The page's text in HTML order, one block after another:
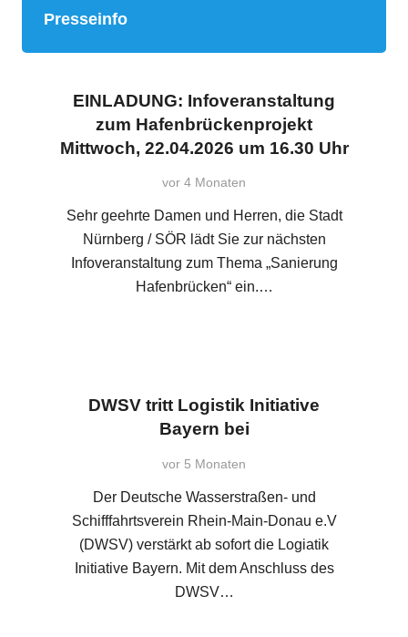
Presseinfo
EINLADUNG: Infoveranstaltung
zum Hafenbrückenprojekt
Mittwoch, 22.04.2026 um 16.30 Uhr
vor 4 Monaten
Sehr geehrte Damen und Herren, die Stadt
Nürnberg / SÖR lädt Sie zur nächsten
Infoveranstaltung zum Thema „Sanierung
Hafenbrücken“ ein.…
DWSV tritt Logistik Initiative
Bayern bei
vor 5 Monaten
Der Deutsche Wasserstraßen- und
Schifffahrtsverein Rhein-Main-Donau e.V
(DWSV) verstärkt ab sofort die Logiatik
Initiative Bayern. Mit dem Anschluss des
DWSV…